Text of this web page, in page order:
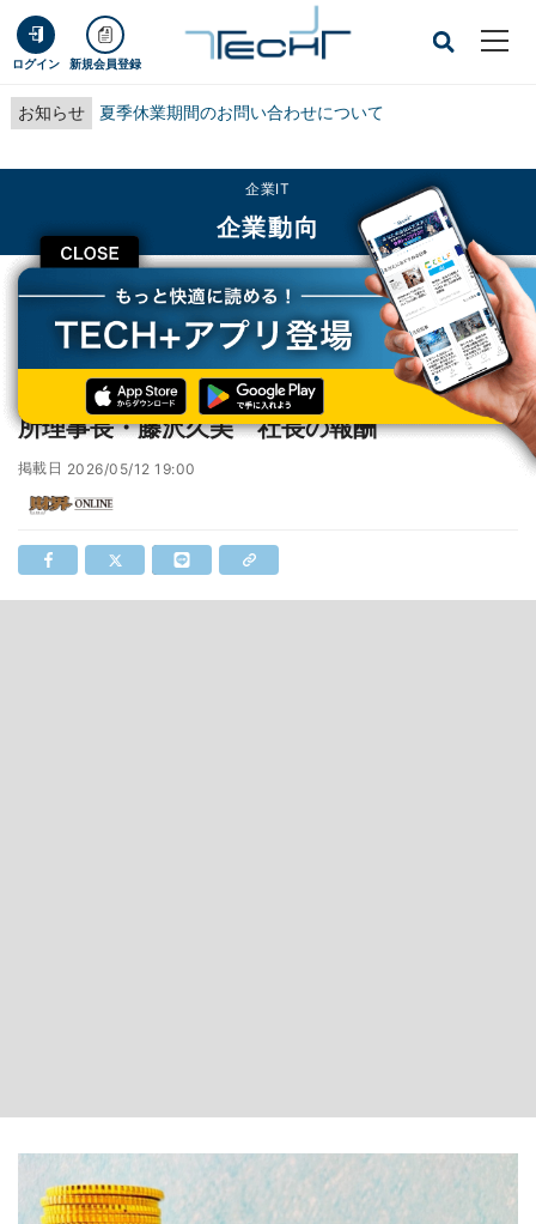
ログイン 新規会員登録
お知らせ 夏季休業期間のお問い合わせについて
CLOSE
企業IT
企業動向
TECH+ 企業IT
企業動向
『わたしの「対話人生」』国際社会経済研究所理事長・藤沢久美 社長の報酬
『わたしの「対話人生」』国際社会経済研究
所理事長・藤沢久美 社長の報酬
掲載日 2026/05/12 19:00